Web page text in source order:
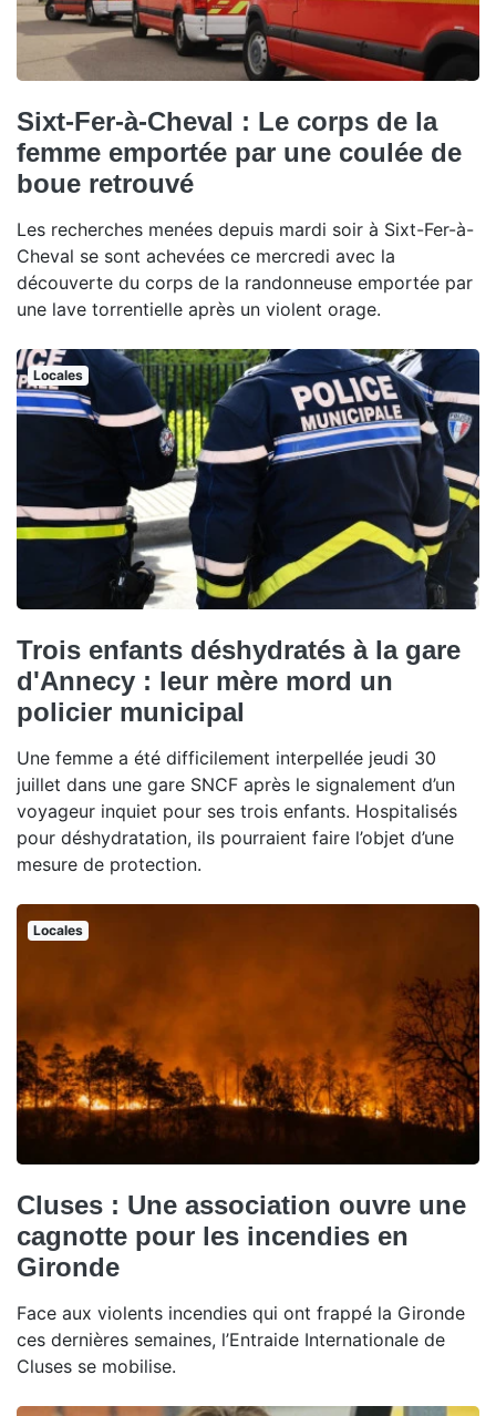
Sixt-Fer-à-Cheval : Le corps de la
femme emportée par une coulée de
boue retrouvé
Les recherches menées depuis mardi soir à Sixt-Fer-à-
Cheval se sont achevées ce mercredi avec la
découverte du corps de la randonneuse emportée par
une lave torrentielle après un violent orage.
Locales
Trois enfants déshydratés à la gare
d'Annecy : leur mère mord un
policier municipal
Une femme a été difficilement interpellée jeudi 30
juillet dans une gare SNCF après le signalement d’un
voyageur inquiet pour ses trois enfants. Hospitalisés
pour déshydratation, ils pourraient faire l’objet d’une
mesure de protection.
Locales
Cluses : Une association ouvre une
cagnotte pour les incendies en
Gironde
Face aux violents incendies qui ont frappé la Gironde
ces dernières semaines, l’Entraide Internationale de
Cluses se mobilise.